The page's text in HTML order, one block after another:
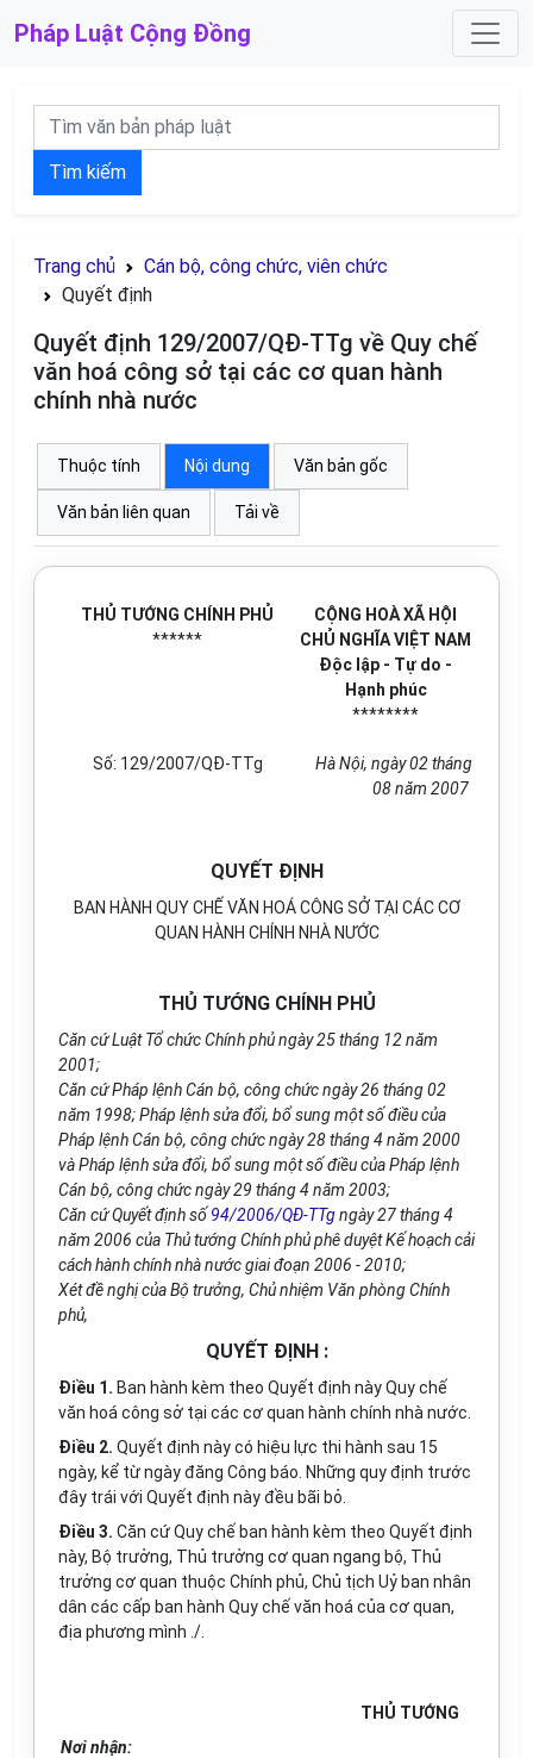
Pháp Luật Cộng Đồng
Tìm kiếm
Trang chủ
Cán bộ, công chức, viên chức
Quyết định
Quyết định 129/2007/QĐ-TTg về Quy chế
văn hoá công sở tại các cơ quan hành
chính nhà nước
Thuộc tính Nội dung Văn bản gốc
Văn bản liên quan Tải về
THỦ TƯỚNG CHÍNH PHỦ
******
CỘNG HOÀ XÃ HỘI
CHỦ NGHĨA VIỆT NAM
Độc lập - Tự do -
Hạnh phúc
********
Số: 129/2007/QĐ-TTg
Hà Nội, ngày 02 tháng
08 năm 2007
QUYẾT ĐỊNH
BAN HÀNH QUY CHẾ VĂN HOÁ CÔNG SỞ TẠI CÁC CƠ
QUAN HÀNH CHÍNH NHÀ NƯỚC
THỦ TƯỚNG CHÍNH PHỦ
Căn cứ Luật Tổ chức Chính phủ ngày 25 tháng 12 năm
2001;
Căn cứ Pháp lệnh Cán bộ, công chức ngày 26 tháng 02
năm 1998; Pháp lệnh sửa đổi, bổ sung một số điều của
Pháp lệnh Cán bộ, công chức ngày 28 tháng 4 năm 2000
và Pháp lệnh sửa đổi, bổ sung một số điều của Pháp lệnh
Cán bộ, công chức ngày 29 tháng 4 năm 2003;
Căn cứ Quyết định số 94/2006/QĐ-TTgngày 27 tháng 4
năm 2006 của Thủ tướng Chính phủ phê duyệt Kế hoạch cải
cách hành chính nhà nước giai đoạn 2006 - 2010;
Xét đề nghị của Bộ trưởng, Chủ nhiệm Văn phòng Chính
phủ,
QUYẾT ĐỊNH :
Điều 1. Ban hành kèm theo Quyết định này Quy chế
văn hoá công sở tại các cơ quan hành chính nhà nước.
Điều 2. Quyết định này có hiệu lực thi hành sau 15
ngày, kể từ ngày đăng Công báo. Những quy định trước
đây trái với Quyết định này đều bãi bỏ.
Điều 3. Căn cứ Quy chế ban hành kèm theo Quyết định
này, Bộ trưởng, Thủ trưởng cơ quan ngang bộ, Thủ
trưởng cơ quan thuộc Chính phủ, Chủ tịch Uỷ ban nhân
dân các cấp ban hành Quy chế văn hoá của cơ quan,
địa phương mình ./.
Nơi nhận:
THỦ TƯỚNG